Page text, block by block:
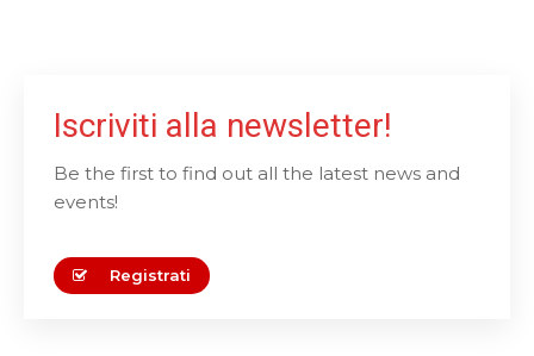
Iscriviti alla newsletter!
Be the first to find out all the latest news and
events!
Registrati